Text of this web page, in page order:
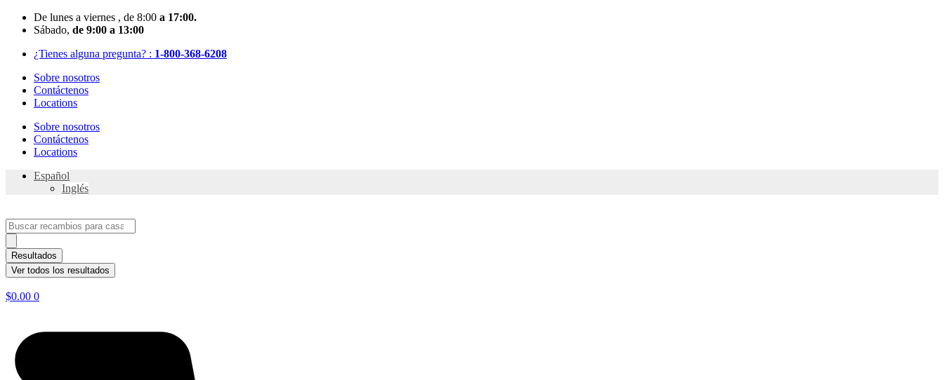
Skip
De lunes a viernes , de 8:00 a 17:00.
Sábado, de 9:00 a 13:00
¿Tienes alguna pregunta? : 1-800-368-6208
Sobre nosotros
Contáctenos
Locations
Sobre nosotros
Contáctenos
Locations
Español
Inglés
Search
...
Resultados
Ver todos los resultados
$0.00 0